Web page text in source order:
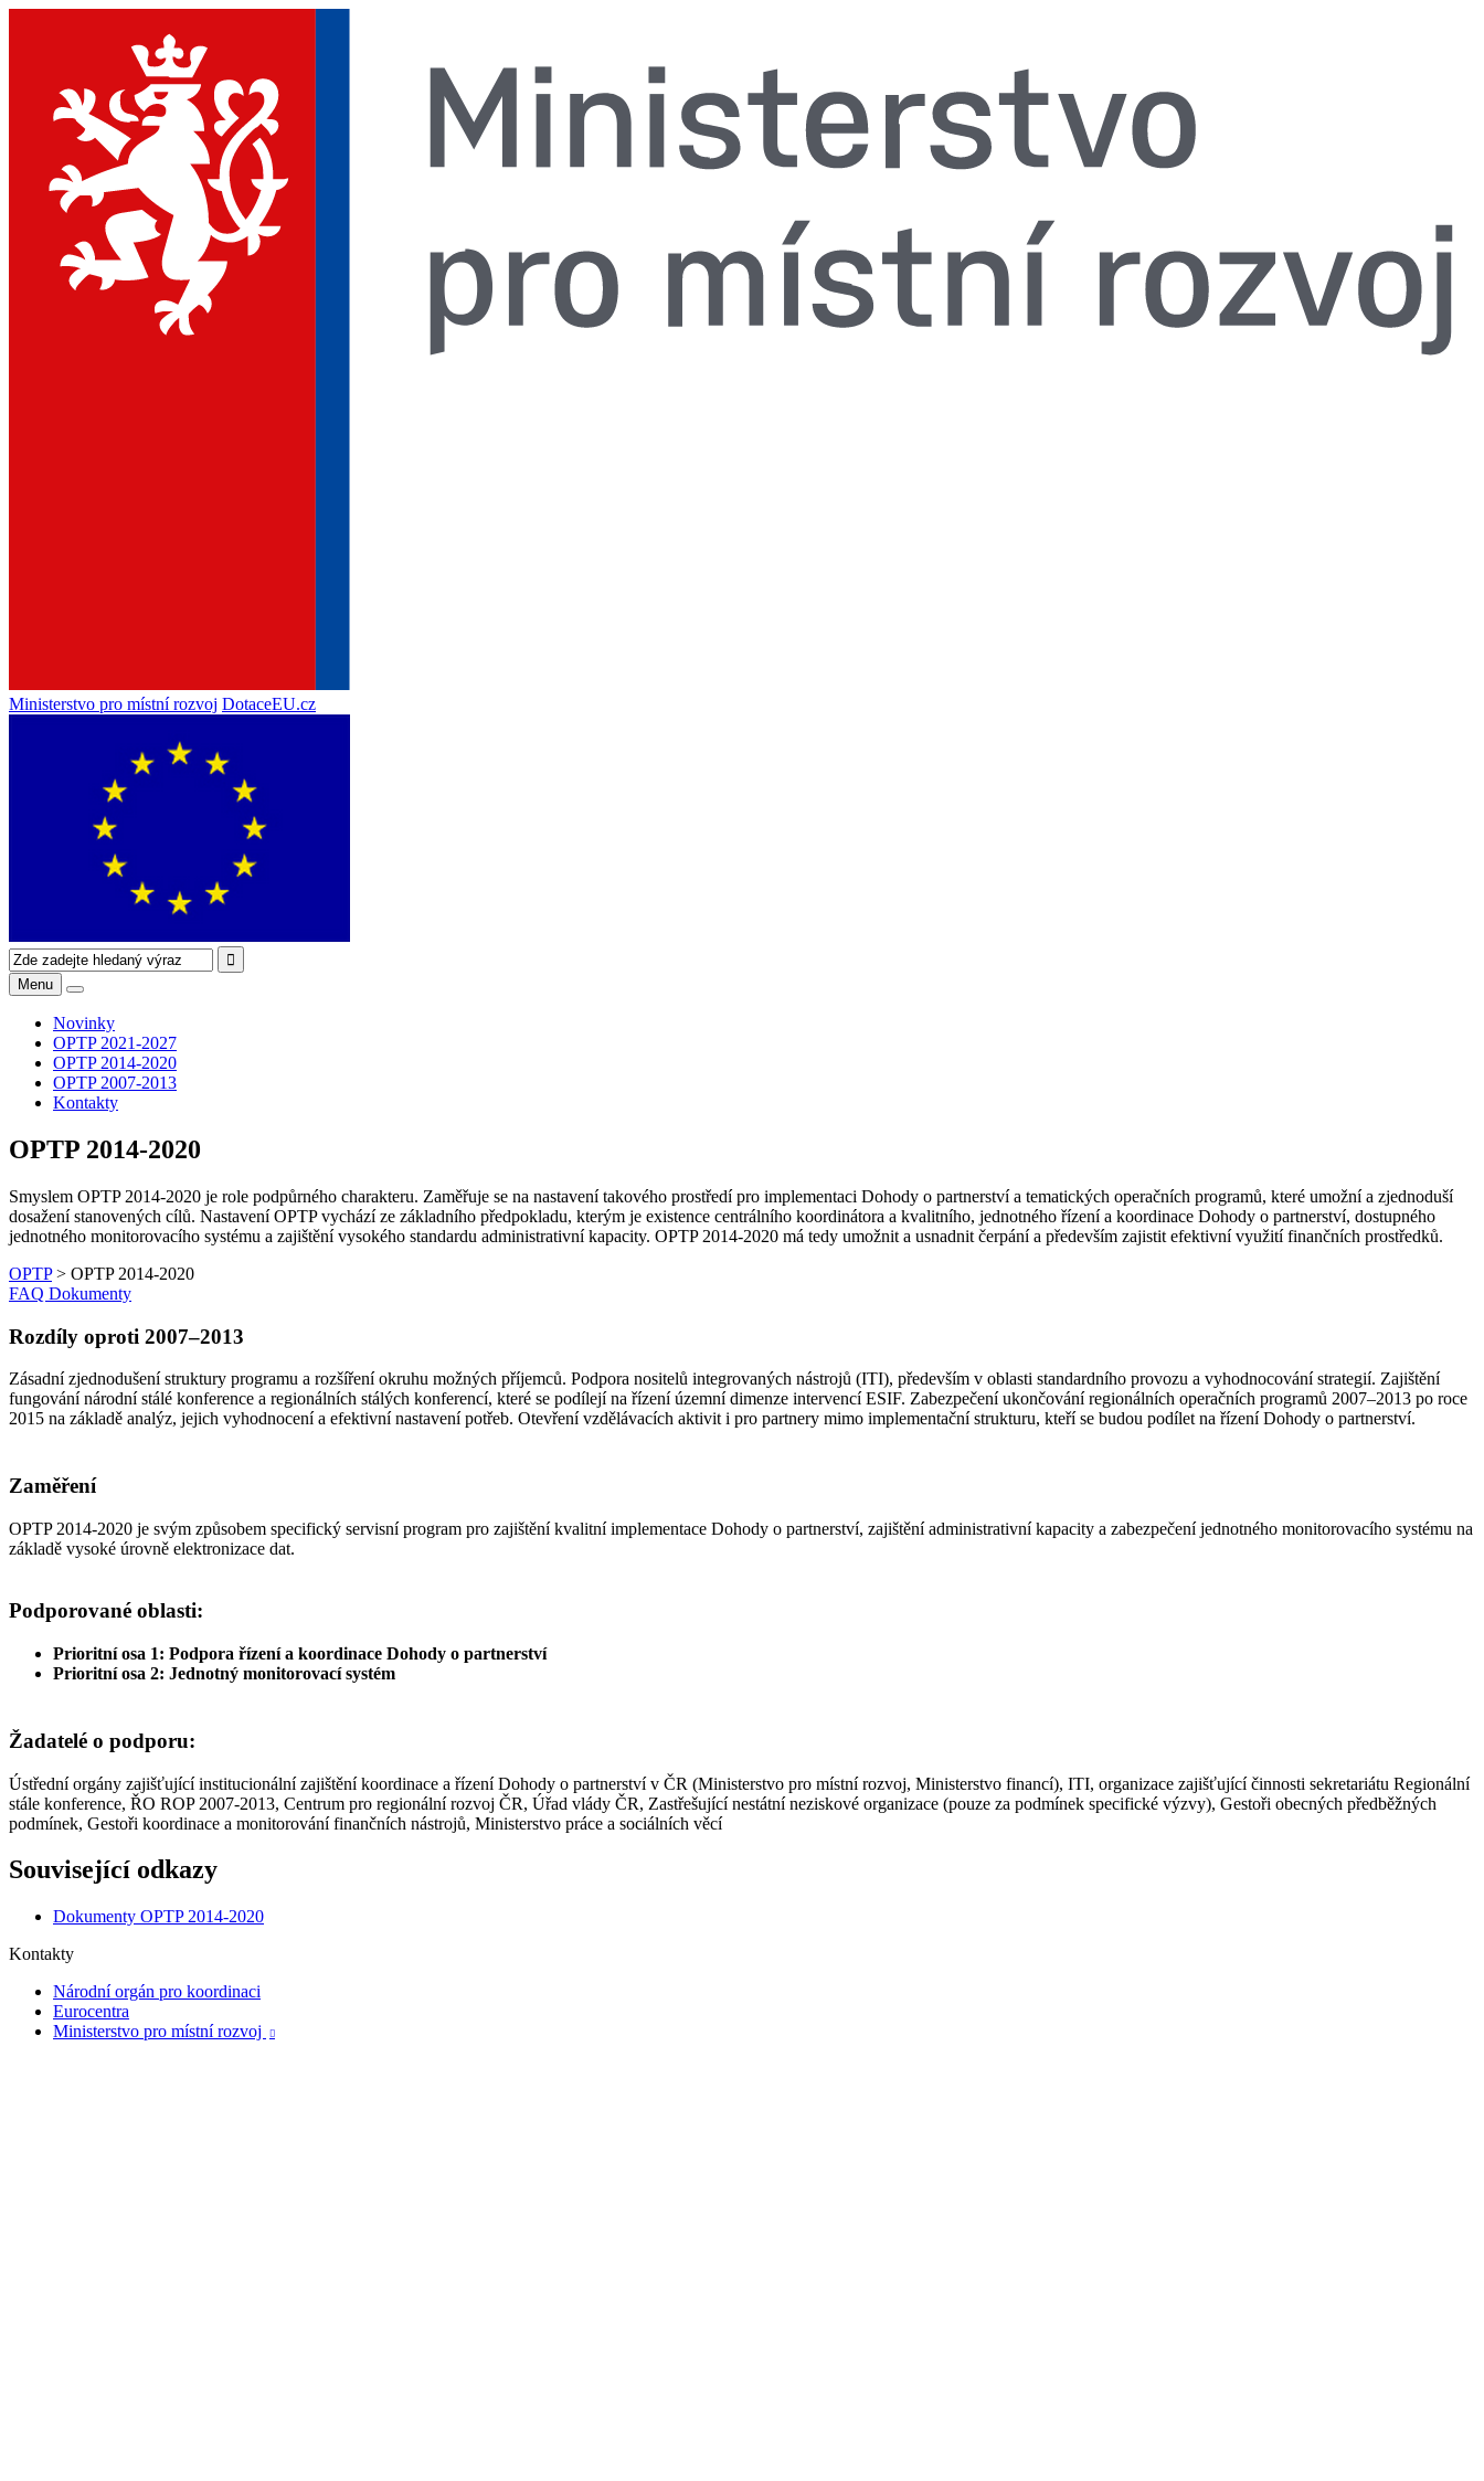
Ministerstvo pro místní rozvoj DotaceEU.cz
Menu
Novinky
OPTP 2021-2027
OPTP 2014-2020
OPTP 2007-2013
Kontakty
OPTP 2014-2020
Smyslem OPTP 2014-2020 je role podpůrného charakteru. Zaměřuje se na nastavení takového prostředí pro implementaci Dohody o partnerství a tematických operačních programů, které umožní a zjednoduší
dosažení stanovených cílů. Nastavení OPTP vychází ze základního předpokladu, kterým je existence centrálního koordinátora a kvalitního, jednotného řízení a koordinace Dohody o partnerství, dostupného
jednotného monitorovacího systému a zajištění vysokého standardu administrativní kapacity. OPTP 2014-2020 má tedy umožnit a usnadnit čerpání a především zajistit efektivní využití finančních prostředků.
OPTP> OPTP 2014-2020
FAQ Dokumenty
Rozdíly oproti 2007–2013
Zásadní zjednodušení struktury programu a rozšíření okruhu možných příjemců. Podpora nositelů integrovaných nástrojů (ITI), především v oblasti standardního provozu a vyhodnocování strategií. Zajištění
fungování národní stálé konference a regionálních stálých konferencí, které se podílejí na řízení územní dimenze intervencí ESIF. Zabezpečení ukončování regionálních operačních programů 2007–2013 po roce
2015 na základě analýz, jejich vyhodnocení a efektivní nastavení potřeb. Otevření vzdělávacích aktivit i pro partnery mimo implementační strukturu, kteří se budou podílet na řízení Dohody o partnerství.
Zaměření
OPTP 2014-2020 je svým způsobem specifický servisní program pro zajištění kvalitní implementace Dohody o partnerství, zajištění administrativní kapacity a zabezpečení jednotného monitorovacího systému na
základě vysoké úrovně elektronizace dat.
Podporované oblasti:
Prioritní osa 1: Podpora řízení a koordinace Dohody o partnerství
Prioritní osa 2: Jednotný monitorovací systém
Žadatelé o podporu:
Ústřední orgány zajišťující institucionální zajištění koordinace a řízení Dohody o partnerství v ČR (Ministerstvo pro místní rozvoj, Ministerstvo financí), ITI, organizace zajišťující činnosti sekretariátu Regionální
stále konference, ŘO ROP 2007-2013, Centrum pro regionální rozvoj ČR, Úřad vlády ČR, Zastřešující nestátní neziskové organizace (pouze za podmínek specifické výzvy), Gestoři obecných předběžných
podmínek, Gestoři koordinace a monitorování finančních nástrojů, Ministerstvo práce a sociálních věcí
Související odkazy
Dokumenty OPTP 2014-2020
Kontakty
Národní orgán pro koordinaci
Eurocentra
Ministerstvo pro místní rozvoj
